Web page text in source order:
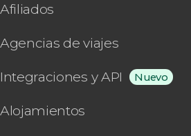
Afiliados
Agencias de viajes
Integraciones y API Nuevo
Alojamientos